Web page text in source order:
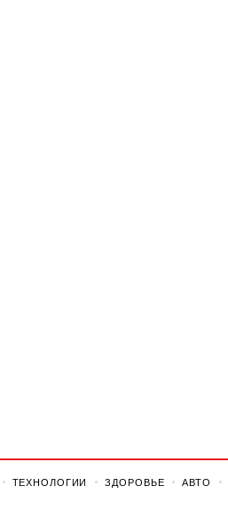
ТЕХНОЛОГИИ ЗДОРОВЬЕ АВТО